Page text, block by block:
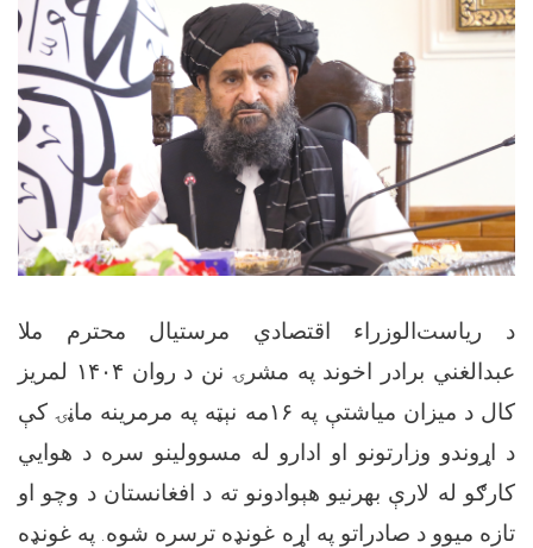
د ریاست‌الوزراء اقتصادي مرستیال محترم ملا
عبدالغني برادر اخوند په مشرۍ نن د روان ۱۴۰۴ لمریز
کال د میزان میاشتې په ۱۶مه نېټه په مرمرینه ماڼۍ کې
د اړوندو وزارتونو او ادارو له مسوولینو سره د هوايي
کارګو له لارې بهرنیو هېوادونو ته د افغانستان د وچو او
تازه میوو د صادراتو په اړه غونډه ترسره شوه. په غونډه